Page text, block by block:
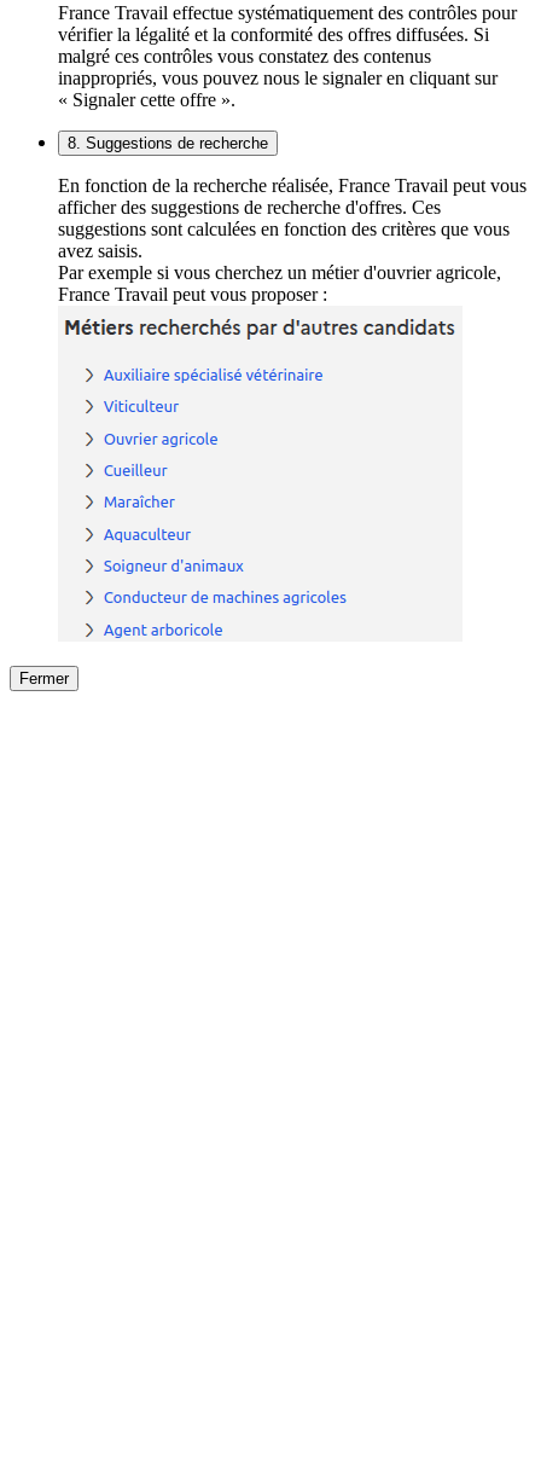
France Travail effectue systématiquement des contrôles pour
vérifier la légalité et la conformité des offres diffusées. Si
malgré ces contrôles vous constatez des contenus
inappropriés, vous pouvez nous le signaler en cliquant sur
« Signaler cette offre ».
8. Suggestions de recherche
En fonction de la recherche réalisée, France Travail peut vous
afficher des suggestions de recherche d'offres. Ces
suggestions sont calculées en fonction des critères que vous
avez saisis.
Par exemple si vous cherchez un métier d'ouvrier agricole,
France Travail peut vous proposer :
Fermer